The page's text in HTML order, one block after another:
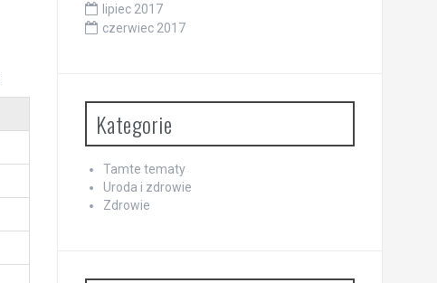
lipiec 2017
czerwiec 2017
Kategorie
Tamte tematy
Uroda i zdrowie
Zdrowie